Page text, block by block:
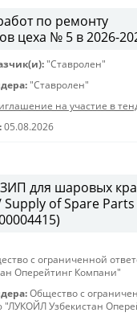
по ремонту
цеха № 5 в 2026-
"Ставролен"
"Ставролен"
на участие в
05.08.2026
для шаровых
Supply of Spare
с ограниченной
Оперейтинг Компани"
Общество с
"ЛУКОЙЛ Узбекистан